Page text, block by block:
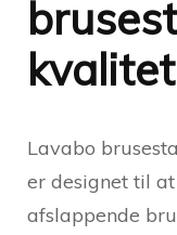
kvalitet
Lavabo
er designet til
afslappende